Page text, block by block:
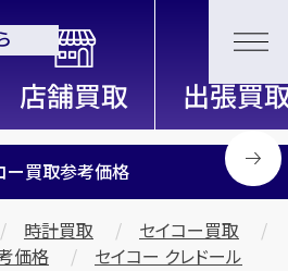
！
信頼と実績の買取専門店「買取大
ー買取参考価格
時計買取
セイコー買取
価格
セイコー クレドール